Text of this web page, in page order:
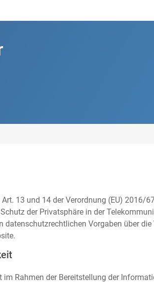
13 und 14 der Verordnung (EU) 2016/
der Privatsphäre in der
datenschutzrechtlichen Vorgaben über
Rahmen der Bereitstellung der